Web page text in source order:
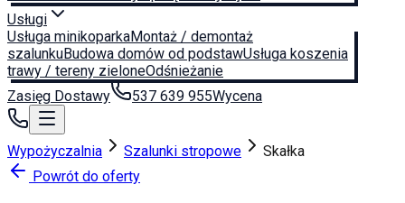
Usługi
Usługa minikoparkaMontaż / demontaż
szalunkuBudowa domów od podstawUsługa koszenia
trawy / tereny zieloneOdśnieżanie
Zasięg Dostawy
537 639 955Wycena
Wypożyczalnia Szalunki stropowe
Skałka
Powrót do oferty